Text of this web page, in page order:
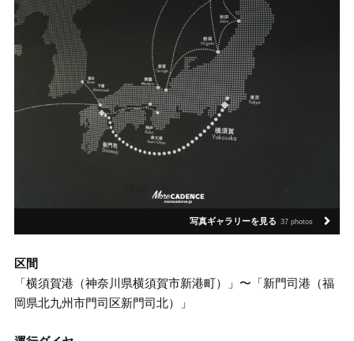
写真ギャラリーを見る 37 photos
区間
「横須賀港（神奈川県横須賀市新港町）」〜「新門司港（福
岡県北九州市門司区新門司北）」